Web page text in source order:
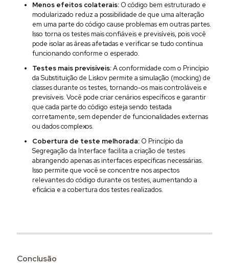
Menos efeitos colaterais: O código bem estruturado e
modularizado reduz a possibilidade de que uma alteração
em uma parte do código cause problemas em outras partes.
Isso torna os testes mais confiáveis e previsíveis, pois você
pode isolar as áreas afetadas e verificar se tudo continua
funcionando conforme o esperado.
Testes mais previsíveis:A conformidade com o Princípio
da Substituição de Liskov permite a simulação (mocking) de
classes durante os testes, tornando-os mais controláveis e
previsíveis. Você pode criar cenários específicos e garantir
que cada parte do código esteja sendo testada
corretamente, sem depender de funcionalidades externas
ou dados complexos.
Cobertura de teste melhorada: O Princípio da
Segregação da Interface facilita a criação de testes
abrangendo apenas as interfaces específicas necessárias.
Isso permite que você se concentre nos aspectos
relevantes do código durante os testes, aumentando a
eficácia e a cobertura dos testes realizados.
Conclusão